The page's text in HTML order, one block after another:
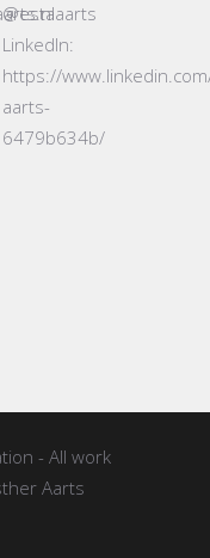
@estaaarts
LinkedIn:
https://
aarts-
6479b634b/
- All work
Aarts